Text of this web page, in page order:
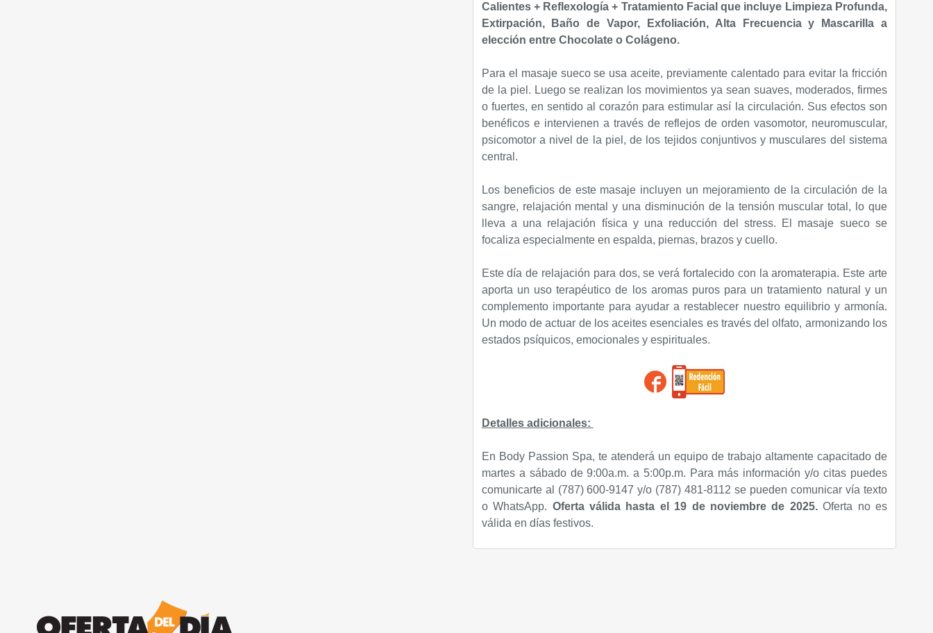
Calientes + Reflexología + Tratamiento Facial que incluye Limpieza Profunda,
Extirpación, Baño de Vapor, Exfoliación, Alta Frecuencia y Mascarilla a
elección entre Chocolate o Colágeno.
Para el masaje sueco se usa aceite, previamente calentado para evitar la fricción
de la piel. Luego se realizan los movimientos ya sean suaves, moderados, firmes
o fuertes, en sentido al corazón para estimular así la circulación. Sus efectos son
benéficos e intervienen a través de reflejos de orden vasomotor, neuromuscular,
psicomotor a nivel de la piel, de los tejidos conjuntivos y musculares del sistema
central.
Los beneficios de este masaje incluyen un mejoramiento de la circulación de la
sangre, relajación mental y una disminución de la tensión muscular total, lo que
lleva a una relajación física y una reducción del stress. El masaje sueco se
focaliza especialmente en espalda, piernas, brazos y cuello.
Este día de relajación para dos, se verá fortalecido con la aromaterapia. Este arte
aporta un uso terapéutico de los aromas puros para un tratamiento natural y un
complemento importante para ayudar a restablecer nuestro equilibrio y armonía.
Un modo de actuar de los aceites esenciales es través del olfato, armonizando los
estados psíquicos, emocionales y espirituales.
Detalles adicionales:
En Body Passion Spa, te atenderá un equipo de trabajo altamente capacitado de
martes a sábado de 9:00a.m. a 5:00p.m. Para más información y/o citas puedes
comunicarte al (787) 600-9147 y/o (787) 481-8112 se pueden comunicar vía texto
o WhatsApp. Oferta válida hasta el 19 de noviembre de 2025.Oferta no es
válida en días festivos.